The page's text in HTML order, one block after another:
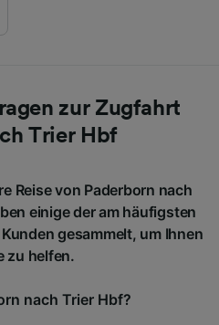
zur Zugfahrt
Trier Hbf
Reise von Paderborn nach
einige der am häufigsten
gesammelt, um Ihnen
zu helfen.
nach Trier Hbf?